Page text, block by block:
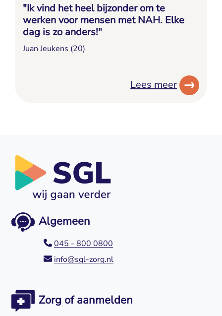
"Ik vind het heel bijzonder om te
werken voor mensen met NAH. Elke
dag is zo anders!"
Juan Jeukens (20)
Lees meer
Algemeen
045 - 800 0800
info@sgl-zorg.nl
Zorg of aanmelden